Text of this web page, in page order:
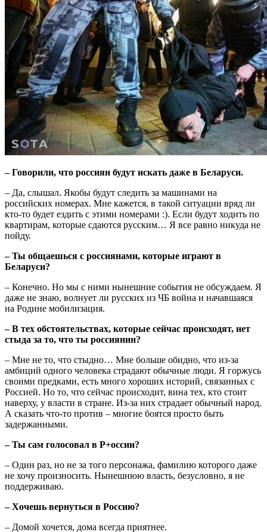
– Говорили, что россиян будут искать даже в Беларуси.
– Да, слышал. Якобы будут следить за машинами на
российских номерах. Мне кажется, в такой ситуации вряд ли
кто-то будет ездить с этими номерами :). Если будут ходить по
квартирам, которые сдаются русским… Я все равно никуда не
пойду.
– Ты общаешься с россиянами, которые играют в
Беларуси?
– Конечно. Но мы с ними нынешние события не обсуждаем. Я
даже не знаю, волнует ли русских из ЧБ война и начавшаяся
на Родине мобилизация.
– В тех обстоятельствах, которые сейчас происходят, нет
стыда за то, что ты россиянин?
– Мне не то, что стыдно… Мне больше обидно, что из-за
амбиций одного человека страдают обычные люди. Я горжусь
своими предками, есть много хороших историй, связанных с
Россией. Но то, что сейчас происходит, вина тех, кто стоит
наверху, у власти в стране. Из-за них страдает обычный народ.
А сказать что-то против – многие боятся просто быть
задержанными.
– Ты сам голосовал в Р+оссии?
– Один раз, но не за того персонажа, фамилию которого даже
не хочу произносить. Нынешнюю власть, безусловно, я не
поддерживаю.
– Хочешь вернуться в Россию?
– Домой хочется, дома всегда приятнее.